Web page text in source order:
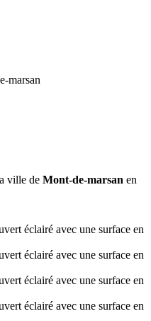
marsan
ville de Mont-de-marsan en
éclairé avec une surface en
éclairé avec une surface en
éclairé avec une surface en
éclairé avec une surface en